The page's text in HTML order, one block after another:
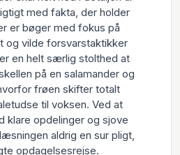
med fakta, der holder
er bøger med fokus på
og vilde forsvarstaktikker
en helt særlig stolthed at
på en salamander og
frøen skifter totalt
til voksen. Ved at
klare opdelinger og sjove
aldrig en sur pligt,
opdagelsesrejse.